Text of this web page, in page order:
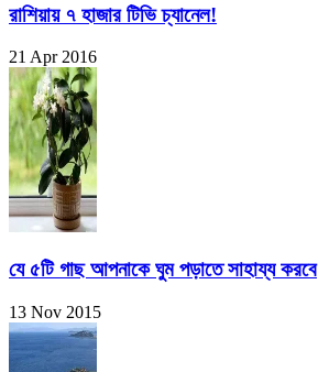
রাশিয়ায় ৭ হাজার টিভি চ্যানেল!
21 Apr 2016
যে ৫টি গাছ আপনাকে ঘুম পড়াতে সাহায্য করবে
13 Nov 2015